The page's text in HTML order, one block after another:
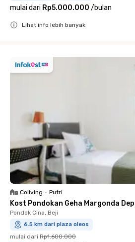
mulai dari Rp5.000.000 /bulan
Lihat info lebih banyak
Coliving • Putri
Kost Pondokan Geha Margonda
Pondok Cina, Beji
6.5 km dari plaza oleos
mulai dari Rp1.600.000